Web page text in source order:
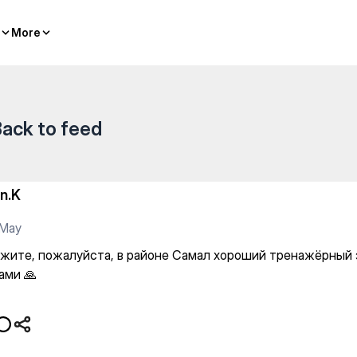
More
More Самал хороший
to feed
пожалуйста, в районе Самал хороший тренажёрный
🙏